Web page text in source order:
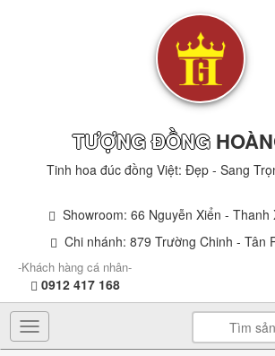
TƯỢNG ĐỒNG
Tinh hoa đúc đồng Việt: Đẹp - Sang
Showroom: 66 Nguyễn Xiển - Thanh
Chi nhánh: 879 Trường Chinh - Tân
-Khách hàng cá nhân-
0912 417 168
Toggle
navigation